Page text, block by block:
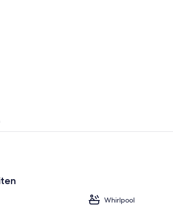
Whirlpool